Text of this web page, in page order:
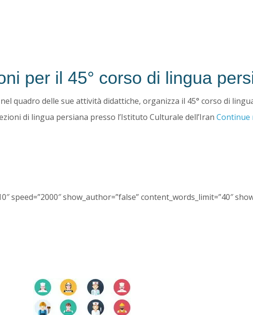
per il 45° corso di lingua
quadro delle sue attività didattiche, organizza il 45° corso di
di lingua persiana presso l’Istituto Culturale dell’Iran Continue
speed=”2000″ show_author=”false” content_words_limit=”40″